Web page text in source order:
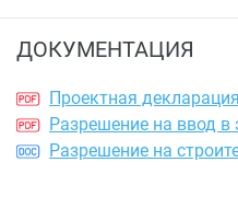
ДОКУМЕНТАЦИЯ
Проектная декларация
Разрешение на ввод в
Разрешение на